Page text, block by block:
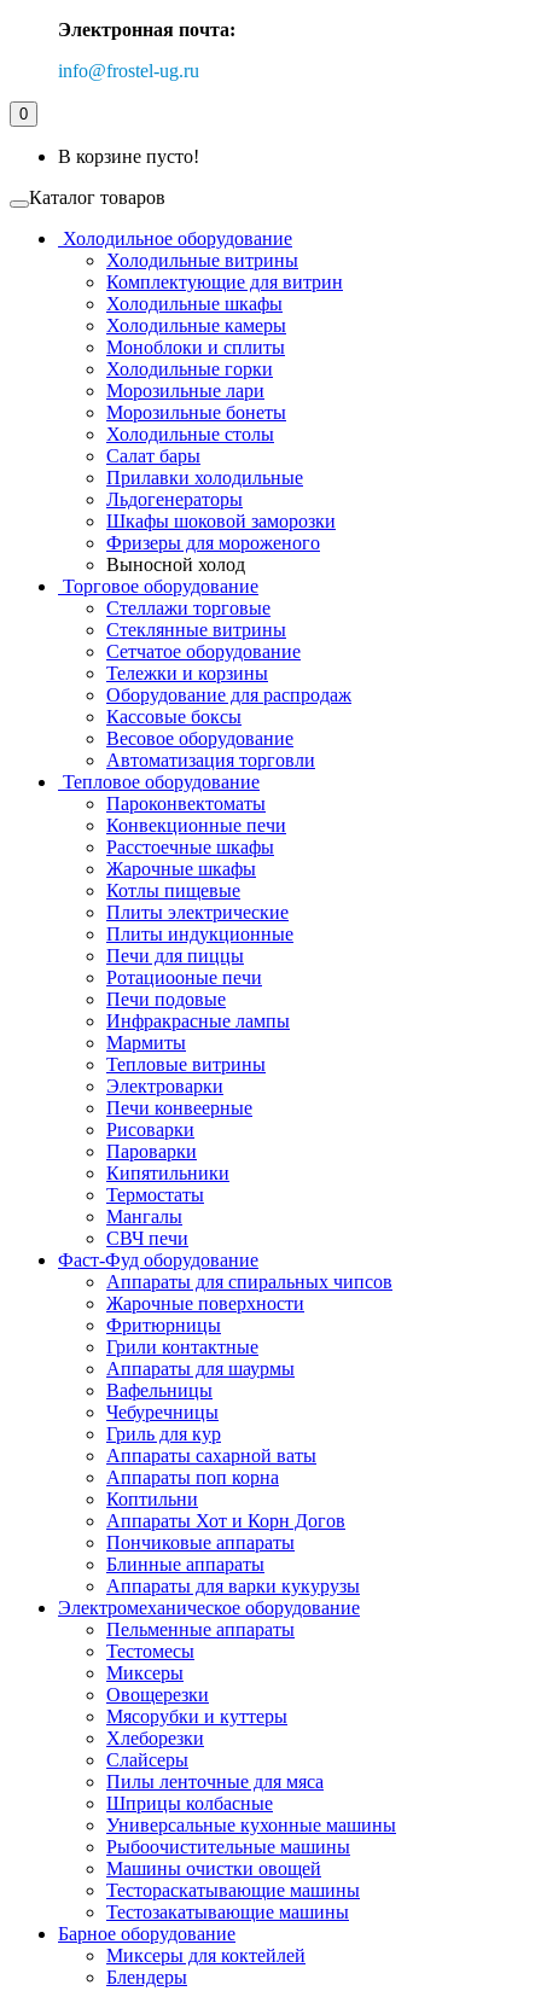
Электронная почта:
info@frostel-ug.ru
0
В корзине пусто!
Каталог товаров
Холодильное оборудование
Холодильные витрины
Комплектующие для витрин
Холодильные шкафы
Холодильные камеры
Моноблоки и сплиты
Холодильные горки
Морозильные лари
Морозильные бонеты
Холодильные столы
Салат бары
Прилавки холодильные
Льдогенераторы
Шкафы шоковой заморозки
Фризеры для мороженого
Выносной холод
Торговое оборудование
Стеллажи торговые
Стеклянные витрины
Сетчатое оборудование
Тележки и корзины
Оборудование для распродаж
Кассовые боксы
Весовое оборудование
Автоматизация торговли
Тепловое оборудование
Пароконвектоматы
Конвекционные печи
Расстоечные шкафы
Жарочные шкафы
Котлы пищевые
Плиты электрические
Плиты индукционные
Печи для пиццы
Ротациооные печи
Печи подовые
Инфракрасные лампы
Мармиты
Тепловые витрины
Электроварки
Печи конвеерные
Рисоварки
Пароварки
Кипятильники
Термостаты
Мангалы
СВЧ печи
Фаст-Фуд оборудование
Аппараты для спиральных чипсов
Жарочные поверхности
Фритюрницы
Грили контактные
Аппараты для шаурмы
Вафельницы
Чебуречницы
Гриль для кур
Аппараты сахарной ваты
Аппараты поп корна
Коптильни
Аппараты Хот и Корн Догов
Пончиковые аппараты
Блинные аппараты
Аппараты для варки кукурузы
Электромеханическое оборудование
Пельменные аппараты
Тестомесы
Миксеры
Овощерезки
Мясорубки и куттеры
Хлеборезки
Слайсеры
Пилы ленточные для мяса
Шприцы колбасные
Универсальные кухонные машины
Рыбоочистительные машины
Машины очистки овощей
Тестораскатывающие машины
Тестозакатывающие машины
Барное оборудование
Миксеры для коктейлей
Блендеры